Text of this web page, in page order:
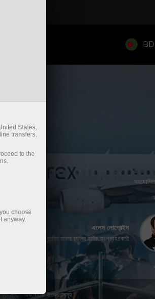
BD
অর্থ জমা / উত্তোলন করার
অর্থ জমা
ভ্লাডিমির মোরাভিক
দুইবার এনফিউশন ওয়ার্ল্ড চ্যাম্পিয়ন 2017/2018
এলেস লোপ্রেইস
কিংবদন্তি ডাকার র‌্যালির বার্ষিক অংশগ্রহণকারী
বিশ্বনাথন আনন্দ
XVth বিশ্ব দাবা চ্যাম্পিয়ন
অর্থনৈতিক উপকরণসমূহ
States,
transfers,
to the
choose
anyway.